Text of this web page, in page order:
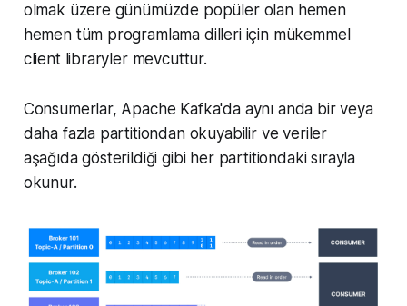
olmak üzere günümüzde popüler olan hemen
hemen tüm programlama dilleri için mükemmel
client libraryler mevcuttur.
Consumerlar, Apache Kafka'da aynı anda bir veya
daha fazla partitiondan okuyabilir ve veriler
aşağıda gösterildiği gibi her partitiondaki sırayla
okunur.